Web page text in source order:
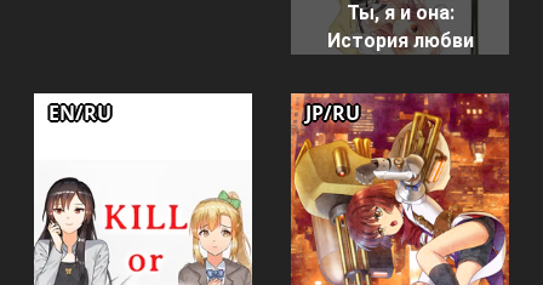
Ты, я и она:
История любви
EN/RU JP/RU